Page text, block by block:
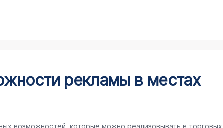
рекламы в местах
возможностей, которые можно реализовывать в торговых